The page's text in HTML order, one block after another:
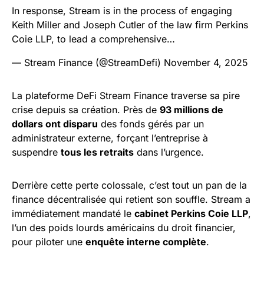
In response, Stream is in the process of engaging
Keith Miller and Joseph Cutler of the law firm Perkins
Coie LLP, to lead a comprehensive…
— Stream Finance (@StreamDefi) November 4, 2025
La plateforme DeFi Stream Finance traverse sa pire
crise depuis sa création. Près de 93 millions de
dollars ont disparu des fonds gérés par un
administrateur externe, forçant l’entreprise à
suspendre tous les retraits dans l’urgence.
Derrière cette perte colossale, c’est tout un pan de la
finance décentralisée qui retient son souffle. Stream a
immédiatement mandaté le cabinet Perkins Coie LLP,
l’un des poids lourds américains du droit financier,
pour piloter une enquête interne complète.